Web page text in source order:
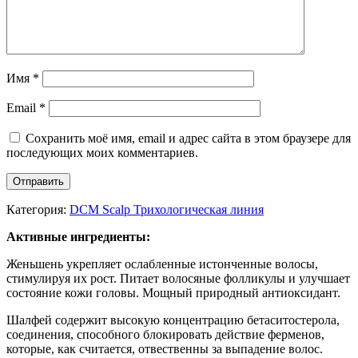
Имя *
Email *
Сохранить моё имя, email и адрес сайта в этом браузере для
последующих моих комментариев.
Категория: DCM Scalp Трихологическая линия
Активные ингредиенты:
Женьшень укрепляет ослабленные истонченные волосы,
стимулируя их рост. Питает волосяные фолликулы и улучшает
состояние кожи головы. Мощный природный антиоксидант.
Шалфей содержит высокую концентрацию бетаситостерола,
соединения, способного блокировать действие ферменов,
которые, как считается, отвественны за выпадение волос.